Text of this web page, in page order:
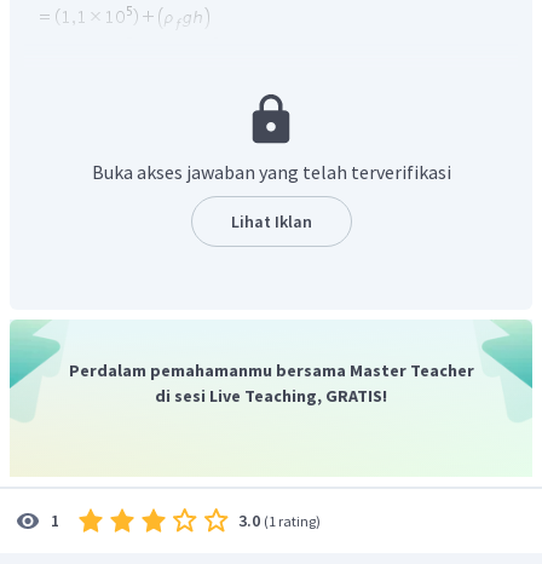
Dengan demikian, tekanan absolut di dasar danau
Buka akses jawaban yang telah terverifikasi
Lihat Iklan
Perdalam pemahamanmu bersama Master Teacher
di sesi Live Teaching, GRATIS!
1 3.0 (1 rating)